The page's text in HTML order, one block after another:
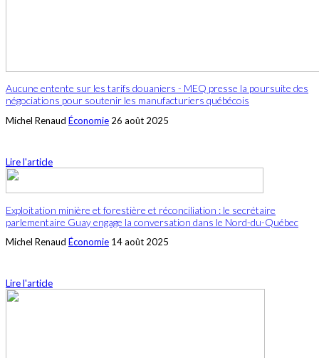
Aucune entente sur les tarifs douaniers - MEQ presse la poursuite des
négociations pour soutenir les manufacturiers québécois
Michel Renaud Économie 26 août 2025
Lire l'article
Exploitation minière et forestière et réconciliation : le secrétaire
parlementaire Guay engage la conversation dans le Nord-du-Québec
Michel Renaud Économie 14 août 2025
Lire l'article